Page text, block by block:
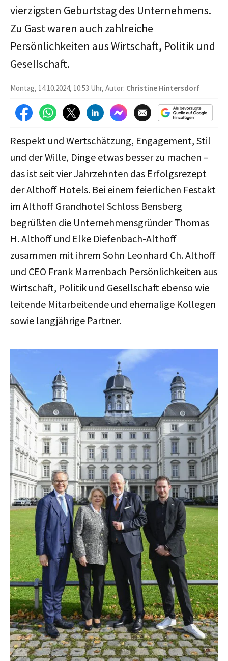
vierzigsten Geburtstag des Unternehmens.
Zu Gast waren auch zahlreiche
Persönlichkeiten aus Wirtschaft, Politik und
Gesellschaft.
Montag, 14.10.2024, 10:53 Uhr, Autor: Christine Hintersdorf
Respekt und Wertschätzung, Engagement, Stil
und der Wille, Dinge etwas besser zu machen –
das ist seit vier Jahrzehnten das Erfolgsrezept
der Althoff Hotels. Bei einem feierlichen Festakt
im Althoff Grandhotel Schloss Bensberg
begrüßten die Unternehmensgründer Thomas
H. Althoff und Elke Diefenbach-Althoff
zusammen mit ihrem Sohn Leonhard Ch. Althoff
und CEO Frank Marrenbach Persönlichkeiten aus
Wirtschaft, Politik und Gesellschaft ebenso wie
leitende Mitarbeitende und ehemalige Kollegen
sowie langjährige Partner.